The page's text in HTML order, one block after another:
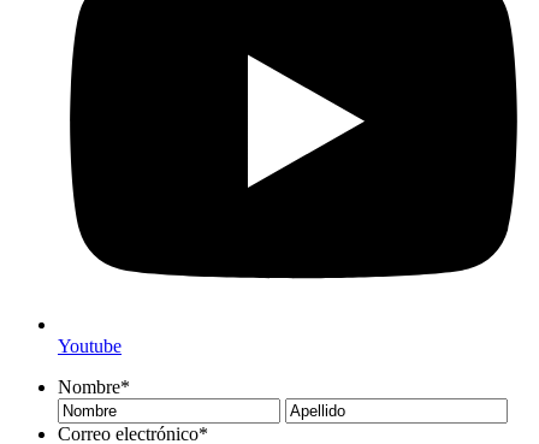
Youtube
Nombre*
Nombre
Correo electrónico*